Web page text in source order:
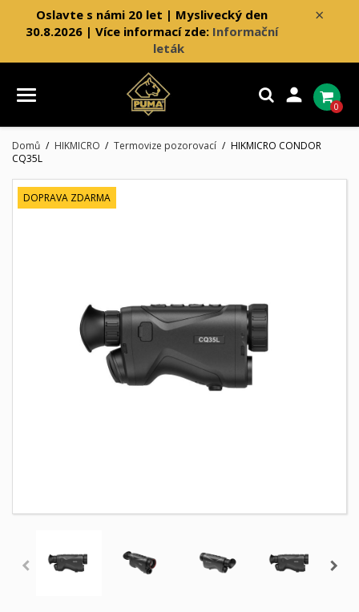
×
Oslavte s námi 20 let | Myslivecký den
30.8.2026 | Více informací zde: Informační
leták

0
Domů HIKMICRO Termovize pozorovací
HIKMICRO CONDOR
CQ35L
DOPRAVA ZDARMA